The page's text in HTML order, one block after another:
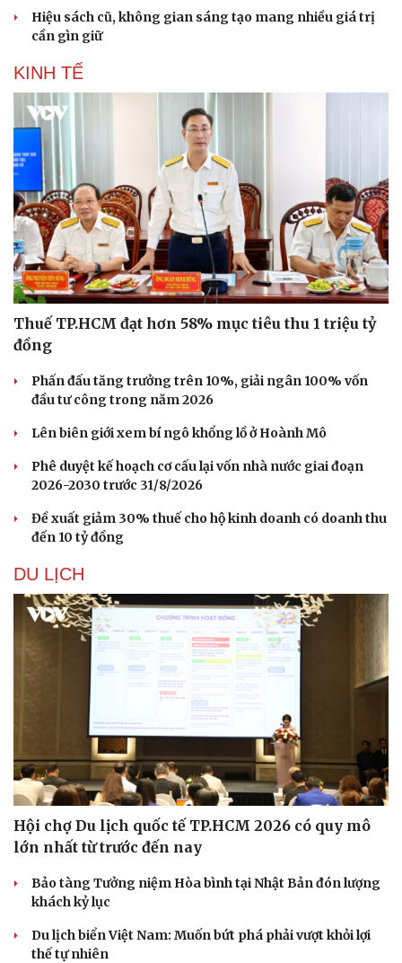
Sức khỏe
Dinh dưỡng - món ngon
Cây thuốc
Sản phụ khoa
Nhi khoa
Nam khoa
Làm đẹp - giảm cân
Phòng mạch online
Ăn sạch sống khỏe
Đời sống
Blog
Tình yêu - Gia đình
Hiệu sách cũ, không gian sáng tạo mang nhiều giá trị
cần gìn giữ
KINH TẾ
Thuế TP.HCM đạt hơn 58% mục tiêu thu 1 triệu tỷ
đồng
Phấn đấu tăng trưởng trên 10%, giải ngân 100% vốn
đầu tư công trong năm 2026
Lên biên giới xem bí ngô khổng lồ ở Hoành Mô
Phê duyệt kế hoạch cơ cấu lại vốn nhà nước giai đoạn
2026-2030 trước 31/8/2026
Đề xuất giảm 30% thuế cho hộ kinh doanh có doanh thu
đến 10 tỷ đồng
DU LỊCH
Hội chợ Du lịch quốc tế TP.HCM 2026 có quy mô
lớn nhất từ trước đến nay
Bảo tàng Tưởng niệm Hòa bình tại Nhật Bản đón lượng
khách kỷ lục
Du lịch biển Việt Nam: Muốn bứt phá phải vượt khỏi lợi
thế tự nhiên